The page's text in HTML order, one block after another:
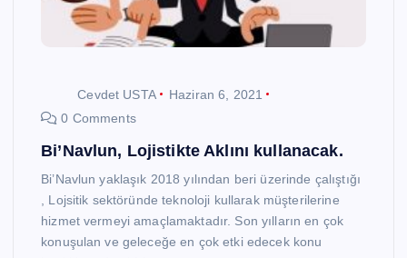
Cevdet USTA
Haziran 6, 2021
0 Comments
Bi’Navlun, Lojistikte Aklını kullanacak.
Bi’Navlun yaklaşık 2018 yılından beri üzerinde çalıştığı
, Lojsitik sektöründe teknoloji kullarak müşterilerine
hizmet vermeyi amaçlamaktadır. Son yılların en çok
konuşulan ve geleceğe en çok etki edecek konu